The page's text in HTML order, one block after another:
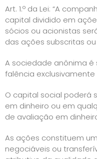
Art. 1.º da Lei: “A
capital dividido em
sócios ou acionistas
das ações subscritas ou
A sociedade anônima
falência
O capital social poderá
em dinheiro ou em
de avaliação em
As ações constituem
negociáveis ou